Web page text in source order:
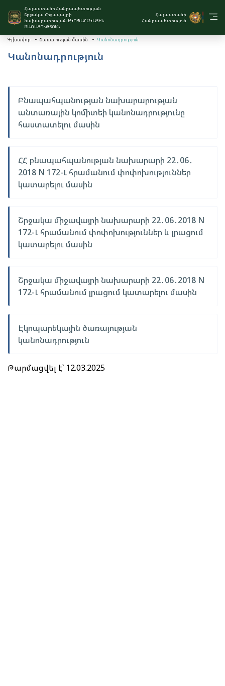
Հայաստանի Հանրապետության
Շրջակա միջավայրի
նախարարության ԷԿՈՊԱՐԵԿԱՅԻՆ
ԾԱՌԱՅՈՒԹՅՈՒՆ
Հայաստանի
Հանրապետություն
Գլխավոր Ծառայության մասին Կանոնադրություն
Կանոնադրություն
Բնապահպանության նախարարության
անտառային կոմիտեի կանոնադրությունը
հաստատելու մասին
ՀՀ բնապահպանության նախարարի 22․06․
2018 N 172-Լ հրամանում փոփոխություններ
կատարելու մասին
Շրջակա միջավայրի նախարարի 22․06․2018 N
172-Լ հրամանում փոփոխություններ և լրացում
կատարելու մասին
Շրջակա միջավայրի նախարարի 22․06․2018 N
172-Լ հրամանում լրացում կատարելու մասին
Էկոպարեկային ծառայության
կանոնադրություն
Թարմացվել է՝ 12.03.2025